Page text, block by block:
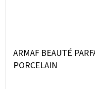
ARMAF BEAUTÉ
PORCELAIN